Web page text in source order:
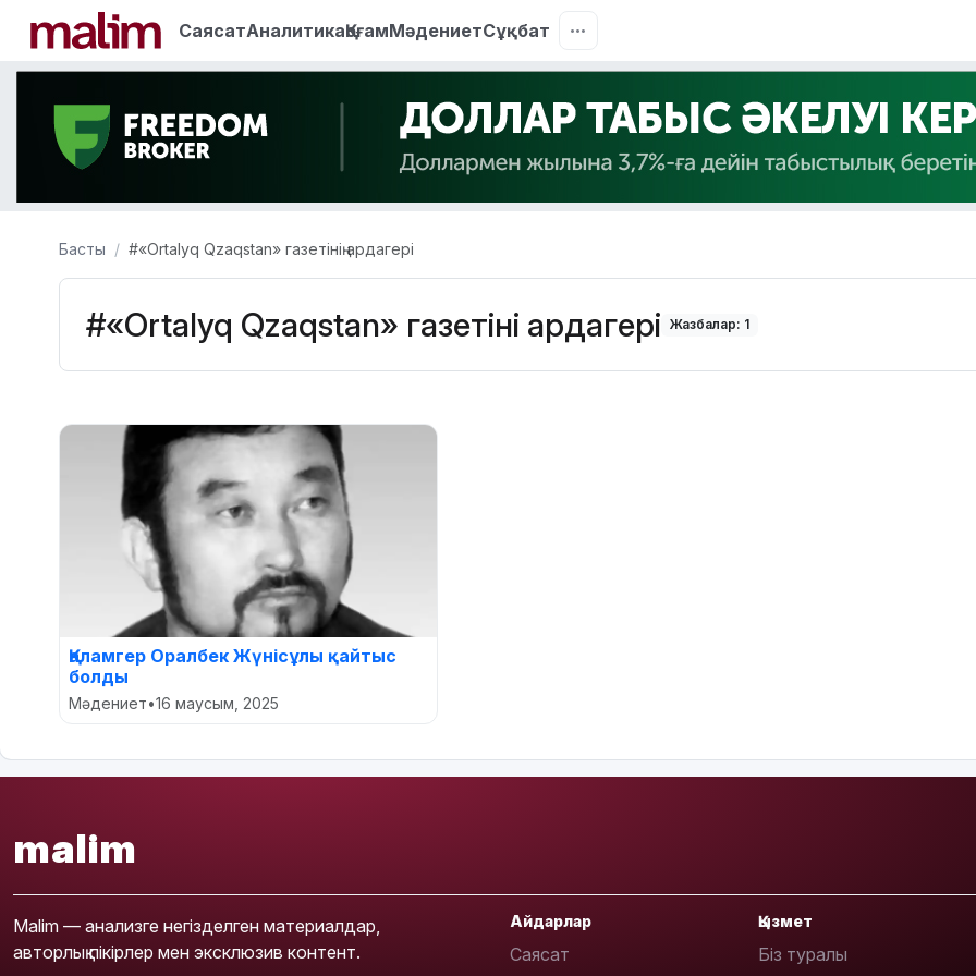
СаясатАналитикаҚоғамМәдениетСұқбат
Басты #«Ortalyq Qzaqstan» газетінің ардагері
#«Ortalyq Qzaqstan» газетінің ардагері Жазбалар: 1
Қаламгер Оралбек Жүнісұлы қайтыс
болды
Мәдениет•16 маусым, 2025
malim
Malim — анализге негізделген материалдар,
авторлық пікірлер мен эксклюзив контент.
Айдарлар
Саясат
Қызмет
Біз туралы